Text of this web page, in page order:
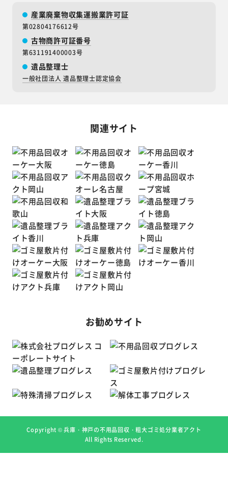
産業廃棄物収集運搬業許可証
第02804176612号
古物商許可証番号
第631191400003号
遺品整理士
一般社団法人 遺品整理士認定協会
関連サイト
お勧めサイト
Copyright ©兵庫・神戸の不用品回収・粗大ゴミ処分業者アクト
All Rights Reserved.